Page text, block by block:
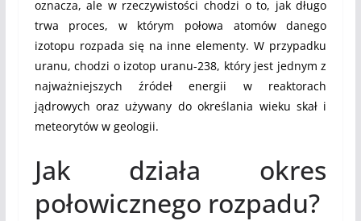
oznacza, ale w rzeczywistości chodzi o to, jak długo
trwa proces, w którym połowa atomów danego
izotopu rozpada się na inne elementy. W przypadku
uranu, chodzi o izotop uranu-238, który jest jednym z
najważniejszych źródeł energii w reaktorach
jądrowych oraz używany do określania wieku skał i
meteorytów w geologii.
Jak działa okres
połowicznego rozpadu?